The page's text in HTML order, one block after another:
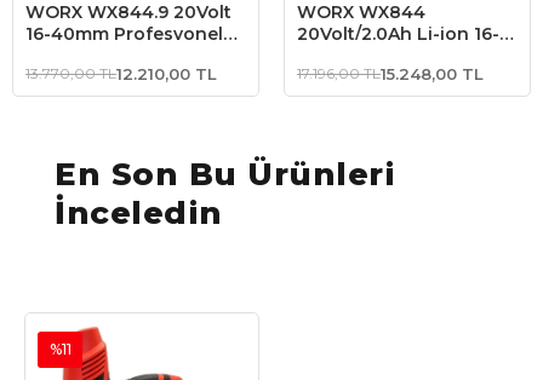
WORX WX844.9 20Volt
16-40mm Profesyonel
2700 Adet Yedek Zımba
(Akü Dahil Değildir)
13.770,00 TL12.210,00 TL
WORX WX844
20Volt/2.0Ah Li-ion 16-
Zımba Makinesi + 2700
Adet Yedek Zımba
17.196,00 TL15.248,00 TL
En Son Bu Ürünleri
İnceledin
%11